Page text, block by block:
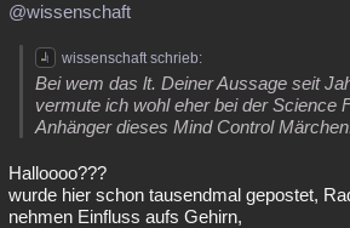
@wissenschaft
wissenschaft schrieb:
Bei wem das lt. Deiner Aussage seit
vermute ich wohl eher bei der Science
Anhänger dieses Mind Control
Halloooo???
wurde hier schon tausendmal gepostet,
nehmen Einfluss aufs Gehirn,